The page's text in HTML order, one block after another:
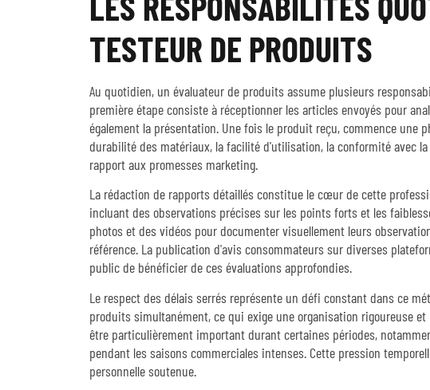
TESTEUR DE PRODUITS
Au quotidien, un évaluateur de produits assume plusieurs
première étape consiste à réceptionner les articles envoyés pour
également la présentation. Une fois le produit reçu, commence une
durabilité des matériaux, la facilité d'utilisation, la conformité avec
rapport aux promesses marketing.
La rédaction de rapports détaillés constitue le cœur de cette
incluant des observations précises sur les points forts et les
photos et des vidéos pour documenter visuellement leurs
référence. La publication d'avis consommateurs sur diverses
public de bénéficier de ces évaluations approfondies.
Le respect des délais serrés représente un défi constant dans ce
produits simultanément, ce qui exige une organisation rigoureuse
être particulièrement important durant certaines périodes,
pendant les saisons commerciales intenses. Cette pression
personnelle soutenue.